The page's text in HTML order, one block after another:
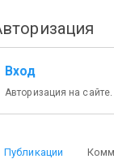
Вход
Авторизация на сайте.
Публикации